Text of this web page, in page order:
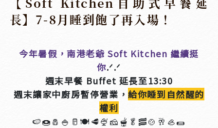
長】7-8月睡到飽了再入場！
今年暑假，南港老爺 Soft Kitchen 繼續挺
你.ᐟ.ᐟ
週末早餐 Buffet 延長至13:30
週末讓家中廚房暫停營業，給你睡到自然醒的
權利
🍉🍩🧂🍚🥛🍽️🥩🍨🧀🫕🥬🥓🍲🥂🦪🌯